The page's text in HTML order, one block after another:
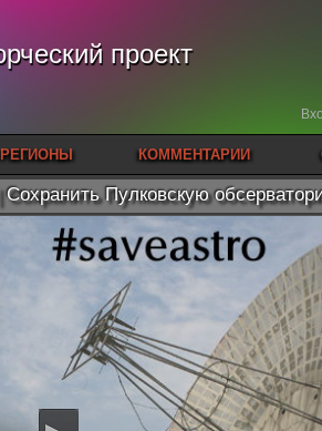
проект
РЕГИОНЫ КОММЕНТАРИИ
Пулковскую